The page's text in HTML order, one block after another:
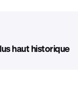
haut historique